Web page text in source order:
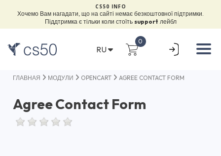
CS50 INFO
Хочемо Вам нагадати, що на сайті немає безкоштовної підтримки.
Піддтримка є тільки коли стоїть support лейбл
RU
0
ГЛАВНАЯ МОДУЛИ OPENCART AGREE CONTACT FORM
Agree Contact Form